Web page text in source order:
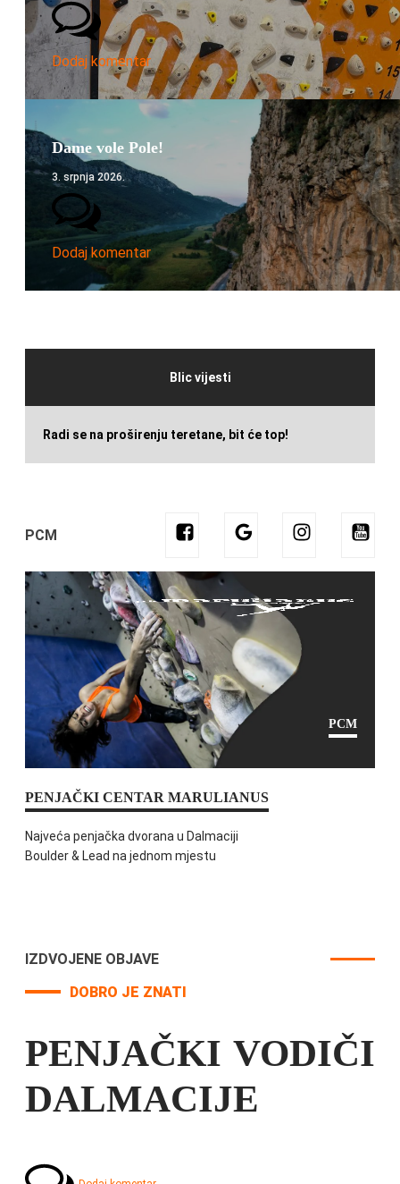
Dodaj komentar
Dame vole Pole!
3. srpnja 2026.
Dodaj komentar
Blic vijesti
Radi se na proširenju teretane, bit će top!
PCM
PCM
PENJAČKI CENTAR MARULIANUS
Najveća penjačka dvorana u Dalmaciji
Boulder & Lead na jednom mjestu
IZDVOJENE OBJAVE
DOBRO JE ZNATI
PENJAČKI VODIČI
DALMACIJE